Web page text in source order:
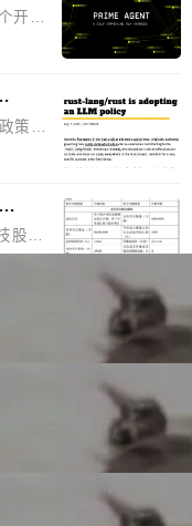
完全
第六
Git
数
每周
开源
抽
和 C
95.
类专
包装
的设
策，
这不
纳，
最
LLM
用来
本身
股份
杭
对
Dee
递同
绝包
得